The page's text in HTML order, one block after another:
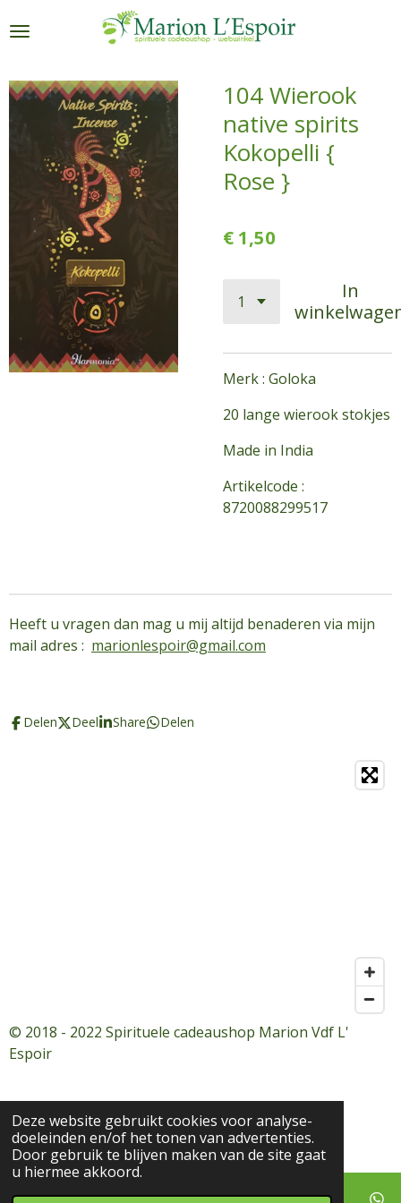
Deze website gebruikt cookies voor analyse-
doeleinden en/of het tonen van advertenties.
Door gebruik te blijven maken van de site gaat
u hiermee akkoord.
direct
de
hoofdinhoud
104 Wierook
native spirits
Kokopelli {
Rose }
€ 1,50
In
Merk : Goloka
20 lange wierook stokjes
Made in India
Artikelcode :
8720088299517
Heeft u vragen dan mag u mij altijd benaderen via mijn
mail adres : marionlespoir@gmail.com
Delen Deel Share Delen
© 2018 - 2022 Spirituele cadeaushop Marion Vdf L'
Espoir